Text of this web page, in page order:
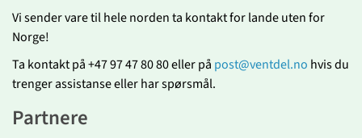
Vi sender vare til hele norden ta kontakt for lande uten for
Norge!
Ta kontakt på +47 97 47 80 80 eller på post@ventdel.no hvis du
trenger assistanse eller har spørsmål.
Partnere